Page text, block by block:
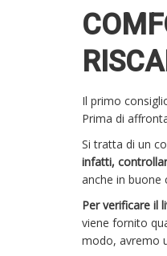
Il primo
Prima di
Si tratta di un
infatti,
anche in buone
Per verificare il
viene fornito
modo, avremo